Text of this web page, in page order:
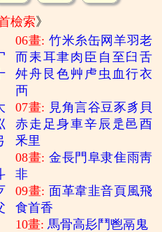
檢索》
06畫: 竹米糸缶网 羊羽老
而耒耳聿肉 臣 自 至 臼舌
舛舟 艮色艸 虍 虫 血行衣
襾
07畫: 見角言谷豆豕豸 貝
赤走 足身車辛辰 辵 邑酉
釆里
08畫: 金長門 阜隶隹雨靑
非
09畫: 面革韋韭音頁風飛
食首香
10畫:馬骨高髟 鬥鬯鬲 鬼